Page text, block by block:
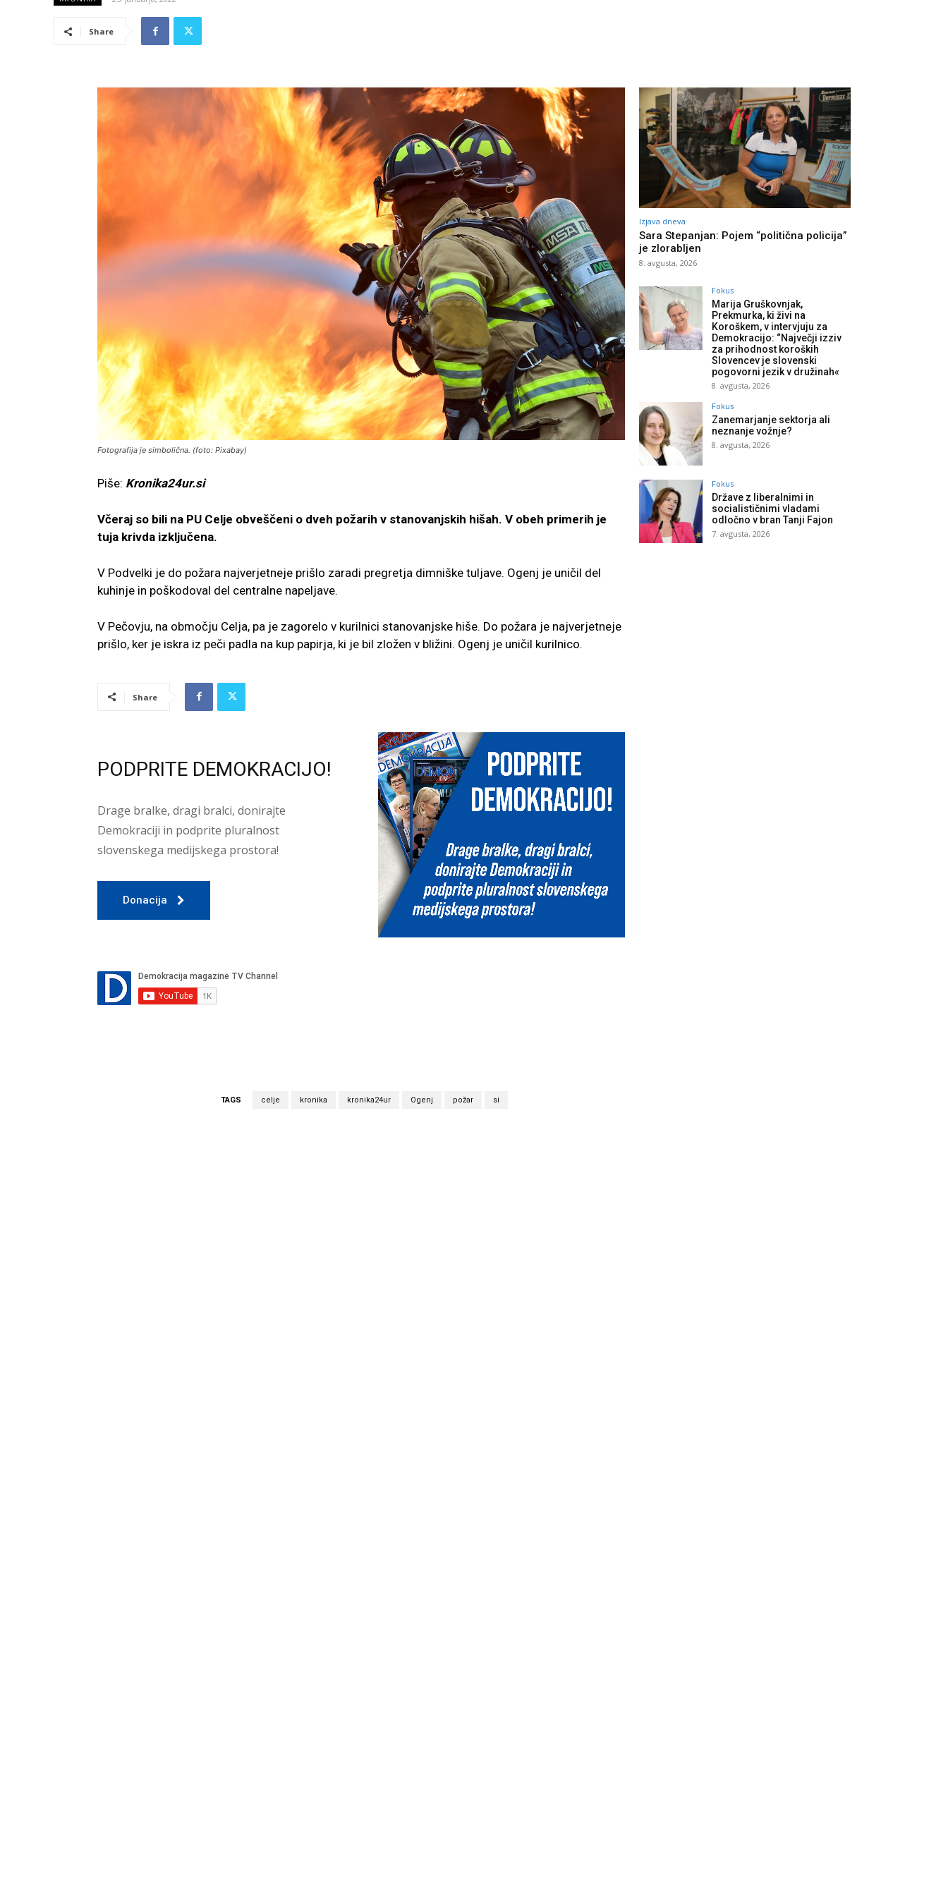
Share
Fotografija je simbolična. (foto: Pixabay)
Piše: Kronika24ur.si
Včeraj so bili na PU Celje obveščeni o dveh požarih v stanovanjskih hišah. V obeh primerih je
tuja krivda izključena.
V Podvelki je do požara najverjetneje prišlo zaradi pregretja dimniške tuljave. Ogenj je uničil del
kuhinje in poškodoval del centralne napeljave.
V Pečovju, na območju Celja, pa je zagorelo v kurilnici stanovanjske hiše. Do požara je najverjetneje
prišlo, ker je iskra iz peči padla na kup papirja, ki je bil zložen v bližini. Ogenj je uničil kurilnico.
Share
PODPRITE DEMOKRACIJO!
Drage bralke, dragi bralci, donirajte
Demokraciji in podprite pluralnost
slovenskega medijskega prostora!
Donacija
TAGS celje kronika kronika24ur Ogenj požar si
Izjava dneva
Sara Stepanjan: Pojem “politična policija”
je zlorabljen
8. avgusta, 2026
Fokus
Marija Gruškovnjak,
Prekmurka, ki živi na
Koroškem, v intervjuju za
Demokracijo: “Največji izziv
za prihodnost koroških
Slovencev je slovenski
pogovorni jezik v družinah«
8. avgusta, 2026
Fokus
Zanemarjanje sektorja ali
neznanje vožnje?
8. avgusta, 2026
Fokus
Države z liberalnimi in
socialističnimi vladami
odločno v bran Tanji Fajon
7. avgusta, 2026